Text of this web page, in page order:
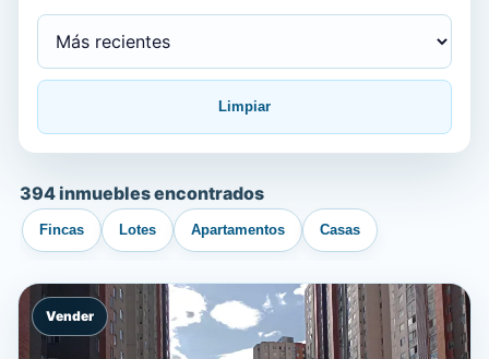
Limpiar
394 inmuebles encontrados
Fincas Lotes Apartamentos Casas
Vender